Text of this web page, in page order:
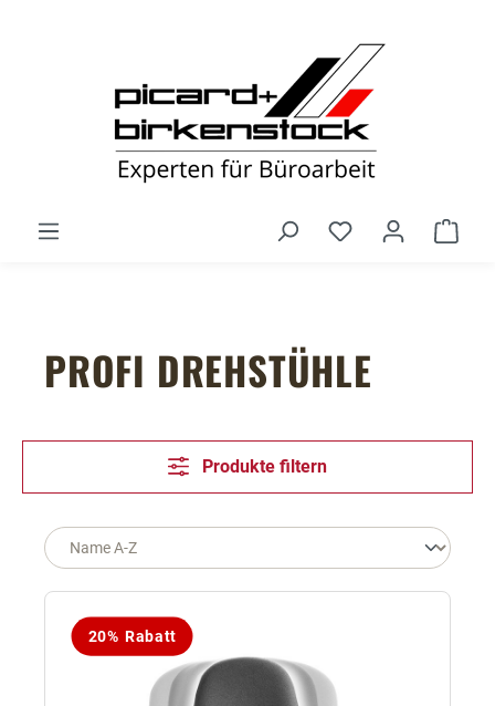
Du hast 0
PROFI DREHSTÜHLE
Produkte filtern
20% Rabatt